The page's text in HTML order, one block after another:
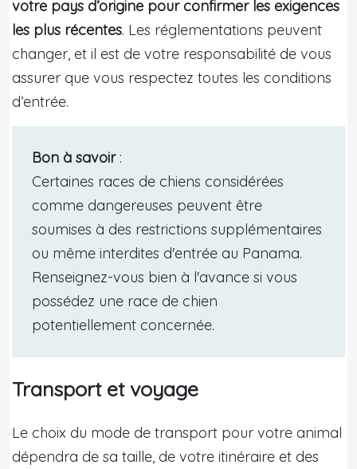
votre pays d’origine pour confirmer les exigences
les plus récentes. Les réglementations peuvent
changer, et il est de votre responsabilité de vous
assurer que vous respectez toutes les conditions
d’entrée.
Bon à savoir:
Certaines races de chiens considérées
comme dangereuses peuvent être
soumises à des restrictions supplémentaires
ou même interdites d'entrée au Panama.
Renseignez-vous bien à l'avance si vous
possédez une race de chien
potentiellement concernée.
Transport et voyage
Le choix du mode de transport pour votre animal
dépendra de sa taille, de votre itinéraire et des